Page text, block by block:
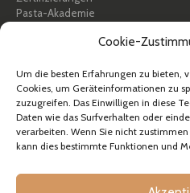
Cookie-
Um die besten Erfahrungen zu bieten,
Cookies, um Geräteinformationen zu
zuzugreifen. Das Einwilligen in diese
Daten wie das Surfverhalten oder
verarbeiten. Wenn Sie nicht
kann dies bestimmte Funktionen und
Pasta-Akademie
Über Pastidea
HILFE
FAQ & Support
Kontakt
Versandinformationen